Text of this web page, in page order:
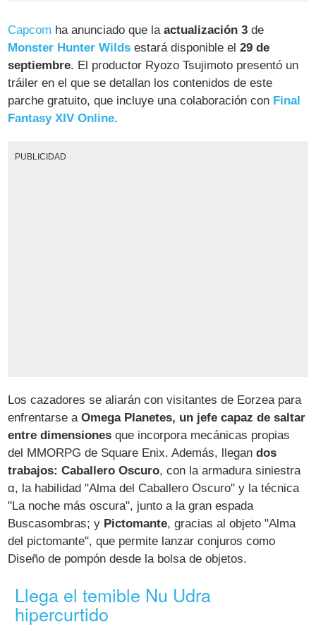
Capcom ha anunciado que laactualización 3 de
Monster Hunter Wilds estará disponible el29 de
septiembre. El productor Ryozo Tsujimoto presentó un
tráiler en el que se detallan los contenidos de este
parche gratuito, que incluye una colaboración con Final
Fantasy XIV Online.
PUBLICIDAD
Los cazadores se aliarán con visitantes de Eorzea para
enfrentarse aOmega Planetes, un jefe capaz de saltar
entre dimensiones que incorpora mecánicas propias
del MMORPG de Square Enix. Además, llegandos
trabajos: Caballero Oscuro, con la armadura siniestra
α, la habilidad "Alma del Caballero Oscuro" y la técnica
"La noche más oscura", junto a la gran espada
Buscasombras; y Pictomante, gracias al objeto "Alma
del pictomante", que permite lanzar conjuros como
Diseño de pompón desde la bolsa de objetos.
Llega el temible Nu Udra
hipercurtido